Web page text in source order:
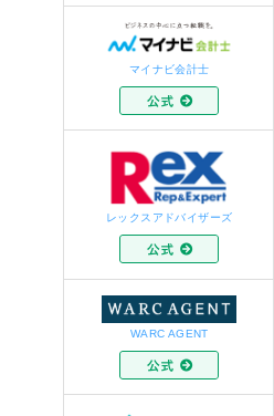
マイナビ会計士
レックスアドバイザーズ
WARC AGENT